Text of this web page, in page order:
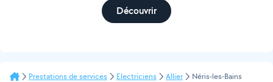
Découvrir
Prestations de services Electriciens Allier Néris-les-Bains